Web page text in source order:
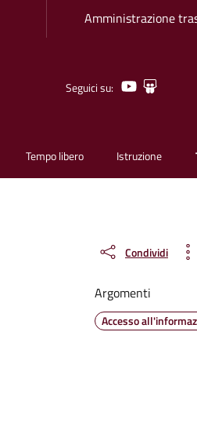
Amministrazione
Seguici su: Youtube
Tempo libero Istruzione
Condividi
Argomenti
Accesso